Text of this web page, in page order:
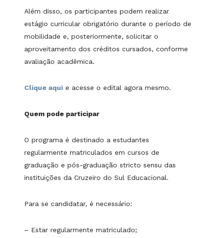
Além disso, os participantes podem realizar
estágio curricular obrigatório durante o período de
mobilidade e, posteriormente, solicitar o
aproveitamento dos créditos cursados, conforme
avaliação acadêmica.
Clique aqui e acesse o edital agora mesmo.
Quem pode participar
O programa é destinado a estudantes
regularmente matriculados em cursos de
graduação e pós-graduação stricto sensu das
instituições da Cruzeiro do Sul Educacional.
Para se candidatar, é necessário:
– Estar regularmente matriculado;